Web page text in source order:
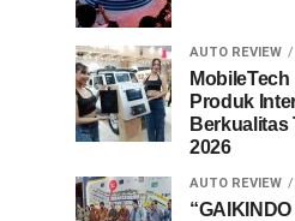
AUTO REVIEW
Produk
Berkualitas
2026
AUTO REVIEW